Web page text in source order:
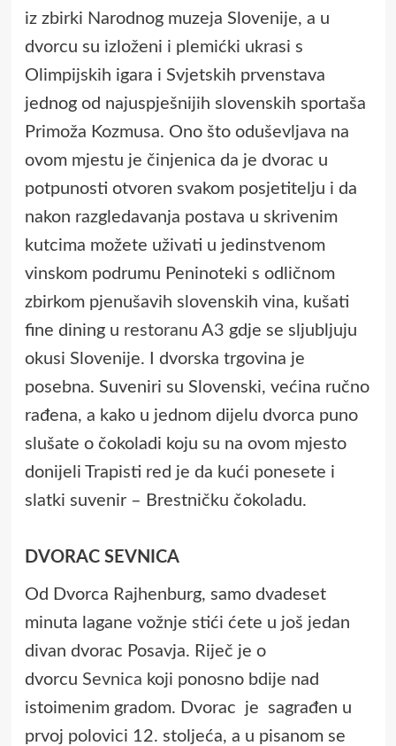
iz zbirki Narodnog muzeja Slovenije, a u
dvorcu su izloženi i plemićki ukrasi s
Olimpijskih igara i Svjetskih prvenstava
jednog od najuspješnijih slovenskih sportaša
Primoža Kozmusa. Ono što oduševljava na
ovom mjestu je činjenica da je dvorac u
potpunosti otvoren svakom posjetitelju i da
nakon razgledavanja postava u skrivenim
kutcima možete uživati u jedinstvenom
vinskom podrumu Peninoteki s odličnom
zbirkom pjenušavih slovenskih vina, kušati
fine dining u restoranu A3 gdje se sljubljuju
okusi Slovenije. I dvorska trgovina je
posebna. Suveniri su Slovenski, većina ručno
rađena, a kako u jednom dijelu dvorca puno
slušate o čokoladi koju su na ovom mjesto
donijeli Trapisti red je da kući ponesete i
slatki suvenir – Brestničku čokoladu.
DVORAC SEVNICA
Od Dvorca Rajhenburg, samo dvadeset
minuta lagane vožnje stići ćete u još jedan
divan dvorac Posavja. Riječ je o
dvorcu Sevnica koji ponosno bdije nad
istoimenim gradom. Dvorac je sagrađen u
prvoj polovici 12. stoljeća, a u pisanom se